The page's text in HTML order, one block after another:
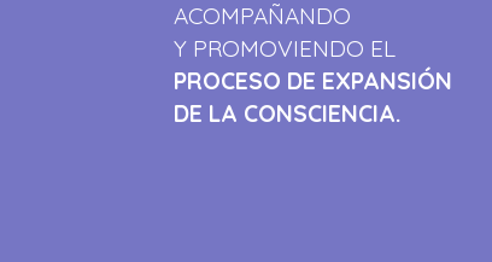
ACOMPAÑANDO
Y PROMOVIENDO EL
PROCESO DE EXPANSIÓN
DE LA CONSCIENCIA.